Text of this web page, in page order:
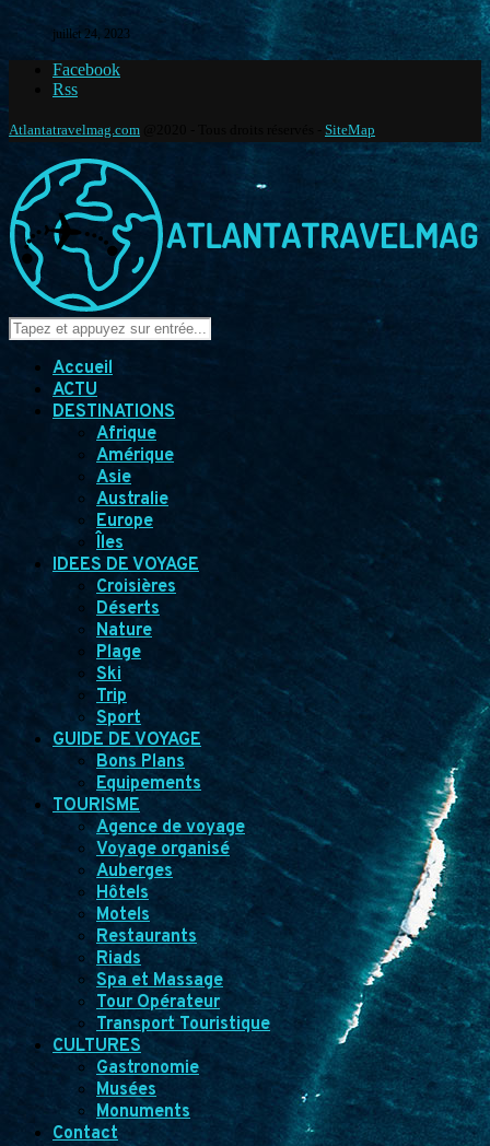
juillet 24, 2023
Facebook
Rss
Atlantatravelmag.com SiteMap
Accueil
ACTU
DESTINATIONS
Afrique
Amérique
Asie
Australie
Europe
Îles
IDEES DE VOYAGE
Croisières
Déserts
Nature
Plage
Ski
Trip
Sport
GUIDE DE VOYAGE
Bons Plans
Equipements
TOURISME
Agence de voyage
Voyage organisé
Auberges
Hôtels
Motels
Restaurants
Riads
Spa et Massage
Tour Opérateur
Transport Touristique
CULTURES
Gastronomie
Musées
Monuments
Contact